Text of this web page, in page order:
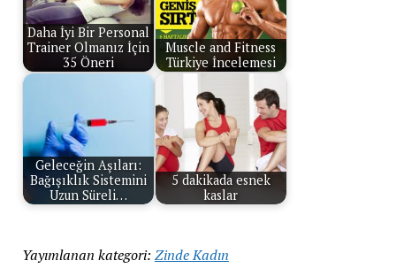
Daha İyi Bir Personal
Trainer Olmanız İçin
35 Öneri
Muscle and Fitness
Türkiye İncelemesi
Geleceğin Aşıları:
Bağışıklık Sistemini
Uzun Süreli…
5 dakikada esnek
kaslar
Yayımlanan kategori: Zinde Kadın